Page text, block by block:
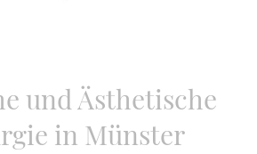
und Ästhetische
in Münster